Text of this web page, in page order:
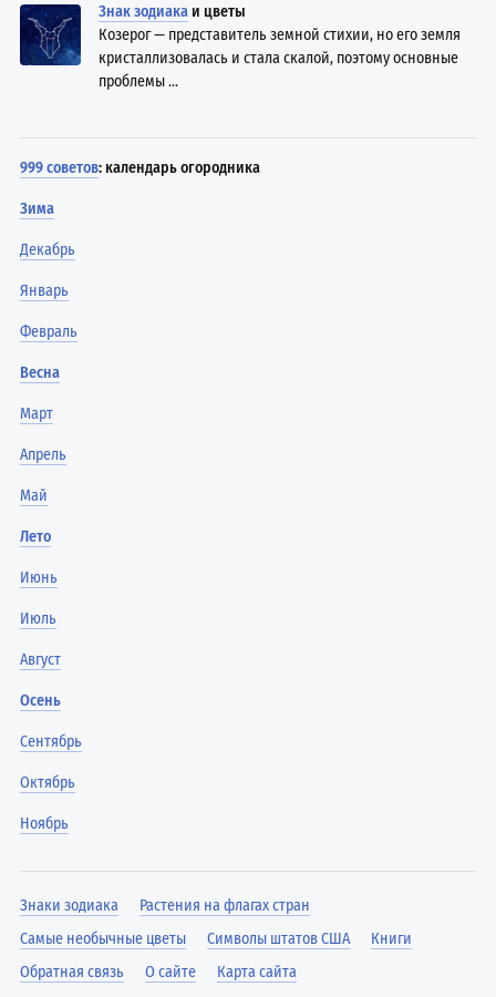
Знак зодиака и цветы
Козерог — представитель земной стихии, но его земля
кристаллизовалась и стала скалой, поэтому основные
проблемы ...
999 советов: календарь огородника
Зима
Декабрь
Январь
Февраль
Весна
Март
Апрель
Май
Лето
Июнь
Июль
Август
Осень
Сентябрь
Октябрь
Ноябрь
Знаки зодиака
Растения на флагах стран
Самые необычные цветы
Символы штатов США
Книги
Обратная связь
О сайте Карта сайта